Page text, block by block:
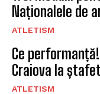
Naționalele de
ATLETISM
Ce
Craiova la
ATLETISM